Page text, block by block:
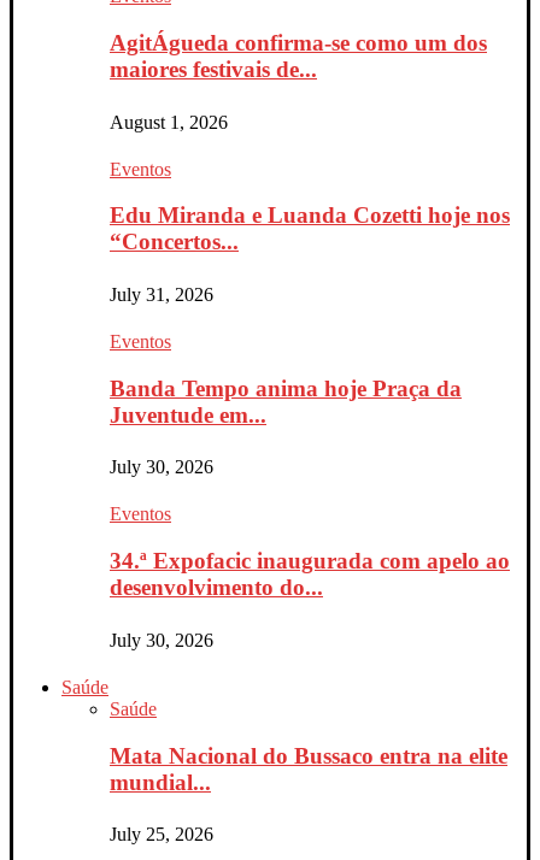
AgitÁgueda confirma-se como um dos
maiores festivais de...
August 1, 2026
Eventos
Edu Miranda e Luanda Cozetti hoje nos
“Concertos...
July 31, 2026
Eventos
Banda Tempo anima hoje Praça da
Juventude em...
July 30, 2026
Eventos
34.ª Expofacic inaugurada com apelo ao
desenvolvimento do...
July 30, 2026
Saúde
Saúde
Mata Nacional do Bussaco entra na elite
mundial...
July 25, 2026